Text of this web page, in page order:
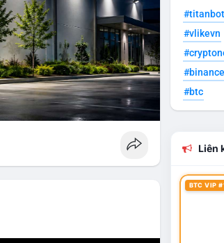
#titanbot
#vlikevn
#btc
Liên
BTC VIP